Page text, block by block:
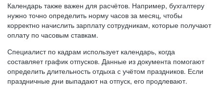
Календарь также важен для расчётов. Например, бухгалтеру
нужно точно определить норму часов за месяц, чтобы
корректно начислить зарплату сотрудникам, которые получают
оплату по часовым ставкам.
Специалист по кадрам использует календарь, когда
составляет график отпусков. Данные из документа помогают
определить длительность отдыха с учётом праздников. Если
праздничные дни выпадают на отпуск, его продлевают.